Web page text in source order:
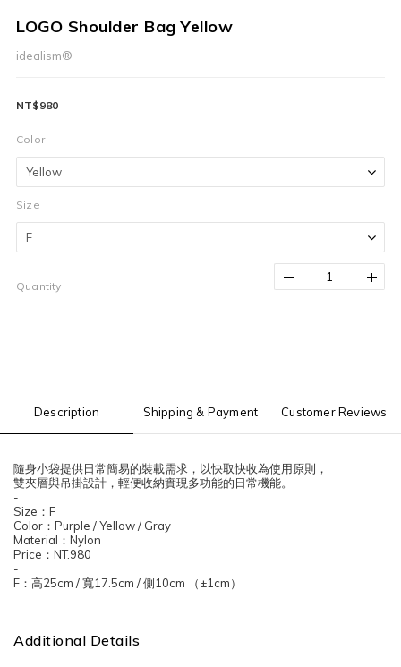
LOGO Shoulder Bag Yellow
idealism®
NT$980
Color
Size
Quantity
Description Shipping & Payment Customer Reviews
隨身小袋提供日常簡易的裝載需求，以快取快收為使用原則，
雙夾層與吊掛設計，輕便收納實現多功能的日常機能。
-
Size ： F
Color ： Purple / Yellow / Gray
Material ： Nylon
Price ： NT.980
-
F ：高25cm /寬17.5cm /側10cm （±1cm）
Additional Details